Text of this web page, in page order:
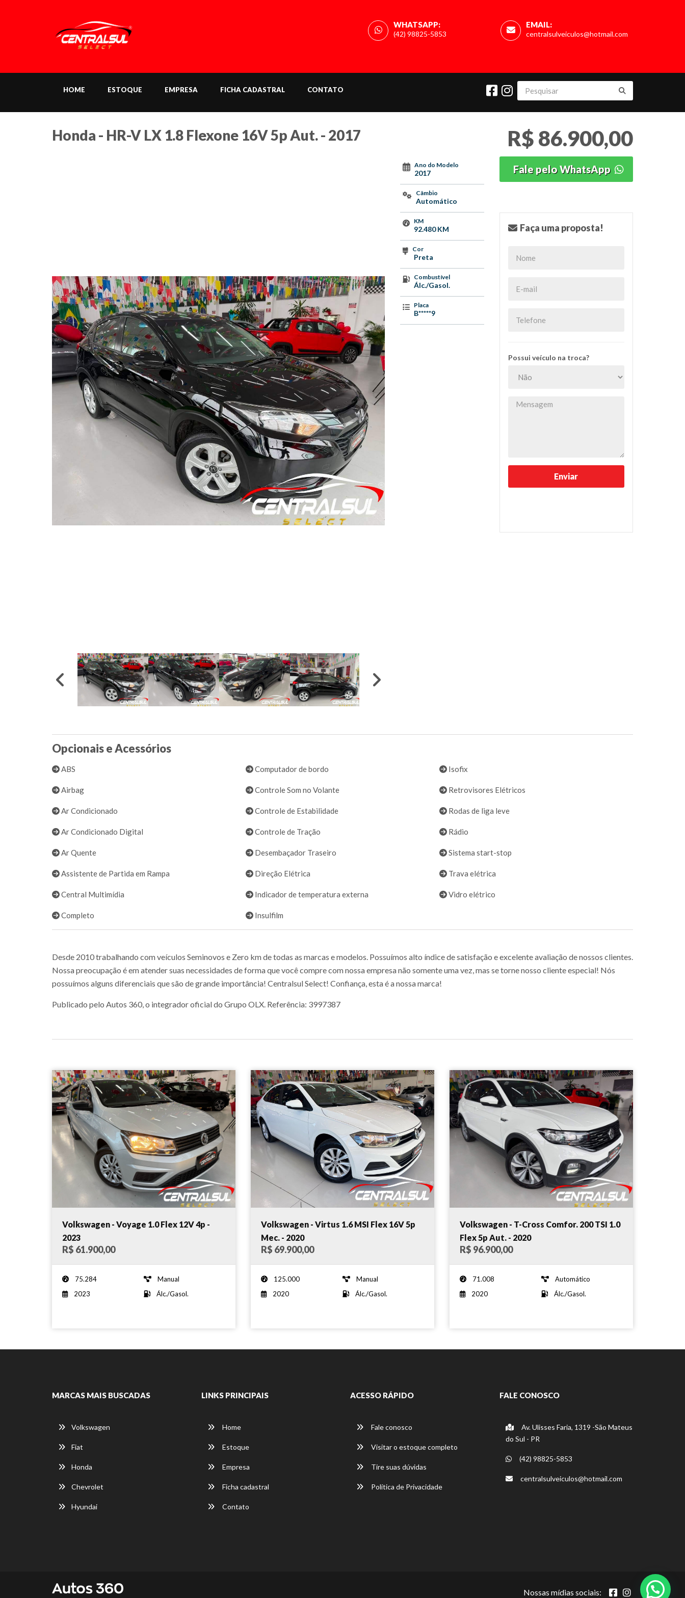
EMAIL:
centralsulveiculos@hotmail.com
WHATSAPP:
(42) 98825-5853
HOME ESTOQUE EMPRESA FICHA CADASTRAL CONTATO
Honda - HR-V LX 1.8 Flexone 16V 5p Aut. - 2017 R$ 86.900,00
Ano do Modelo
2017
Câmbio
Automático
KM
92.480 KM
Cor
Preta
Combustível
Álc./Gasol.
Placa
B*****9
Fale pelo WhatsApp
Faça uma proposta!
Possui veículo na troca?
Opcionais e Acessórios
ABS
Airbag
Ar Condicionado
Ar Condicionado Digital
Ar Quente
Assistente de Partida em Rampa
Central Multimídia
Completo
Computador de bordo
Controle Som no Volante
Controle de Estabilidade
Controle de Tração
Desembaçador Traseiro
Direção Elétrica
Indicador de temperatura externa
Insulfilm
Isofix
Retrovisores Elétricos
Rodas de liga leve
Rádio
Sistema start-stop
Trava elétrica
Vidro elétrico
Desde 2010 trabalhando com veículos Seminovos e Zero km de todas as marcas e modelos. Possuímos alto índice de satisfação e excelente avaliação de nossos clientes.
Nossa preocupação é em atender suas necessidades de forma que você compre com nossa empresa não somente uma vez, mas se torne nosso cliente especial! Nós
possuímos alguns diferenciais que são de grande importância! Centralsul Select! Confiança, esta é a nossa marca!
Publicado pelo Autos 360, o integrador oficial do Grupo OLX. Referência: 3997387
Volkswagen - Voyage 1.0 Flex 12V 4p -
2023
R$ 61.900,00
75.284
Manual
2023
Álc./Gasol.
Volkswagen - Virtus 1.6 MSI Flex 16V 5p
Mec. - 2020
R$ 69.900,00
125.000
Manual
2020
Álc./Gasol.
Volkswagen - T-Cross Comfor. 200 TSI 1.0
Flex 5p Aut. - 2020
R$ 96.900,00
71.008
Automático
2020
Álc./Gasol.
MARCAS MAIS BUSCADAS
Volkswagen
Fiat
Honda
Chevrolet
Hyundai
LINKS PRINCIPAIS
Home
Estoque
Empresa
Ficha cadastral
Contato
ACESSO RÁPIDO
Fale conosco
Visitar o estoque completo
Tire suas dúvidas
Política de Privacidade
FALE CONOSCO
Av. Ulisses Faria, 1319 -São Mateus
do Sul - PR
(42) 98825-5853
centralsulveiculos@hotmail.com
Nossas mídias sociais: